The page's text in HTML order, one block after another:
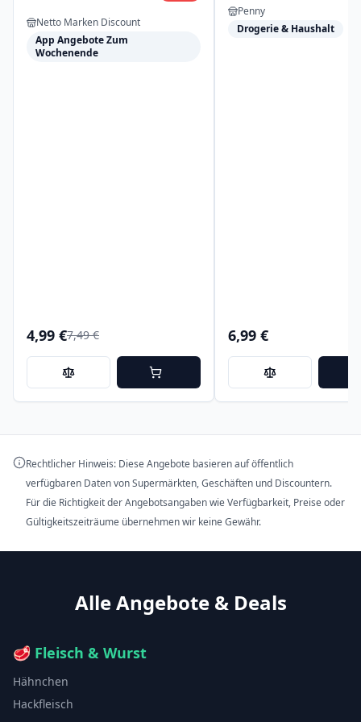
Netto Marken Discount
App Angebote Zum
Wochenende
4,99 €7,49 €
Penny
Drogerie & Haushalt
6,99 €
Rechtlicher Hinweis: Diese Angebote basieren auf öffentlich
verfügbaren Daten von Supermärkten, Geschäften und Discountern.
Für die Richtigkeit der Angebotsangaben wie Verfügbarkeit, Preise oder
Gültigkeitszeiträume übernehmen wir keine Gewähr.
Alle Angebote & Deals
🥩 Fleisch & Wurst
Hähnchen
Hackfleisch